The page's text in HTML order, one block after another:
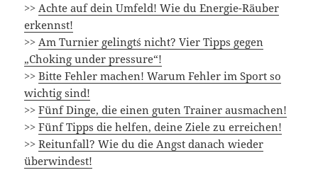
>>Achte auf dein Umfeld! Wie du Energie-Räuber
erkennst!
>>Am Turnier gelingt´s nicht? Vier Tipps gegen
„Choking under pressure“!
>>Bitte Fehler machen! Warum Fehler im Sport so
wichtig sind!
>>Fünf Dinge, die einen guten Trainer ausmachen!
>>Fünf Tipps die helfen, deine Ziele zu erreichen!
>>Reitunfall? Wie du die Angst danach wieder
überwindest!